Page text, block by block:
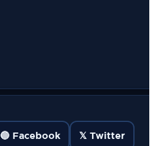
🔵 Facebook 𝕏 Twitter